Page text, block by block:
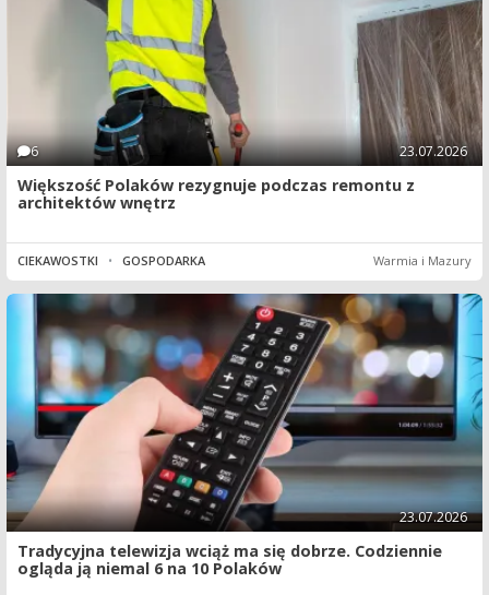
6 23.07.2026
Większość Polaków rezygnuje podczas remontu z
architektów wnętrz
CIEKAWOSTKI • GOSPODARKA Warmia i Mazury
23.07.2026
Tradycyjna telewizja wciąż ma się dobrze. Codziennie
ogląda ją niemal 6 na 10 Polaków